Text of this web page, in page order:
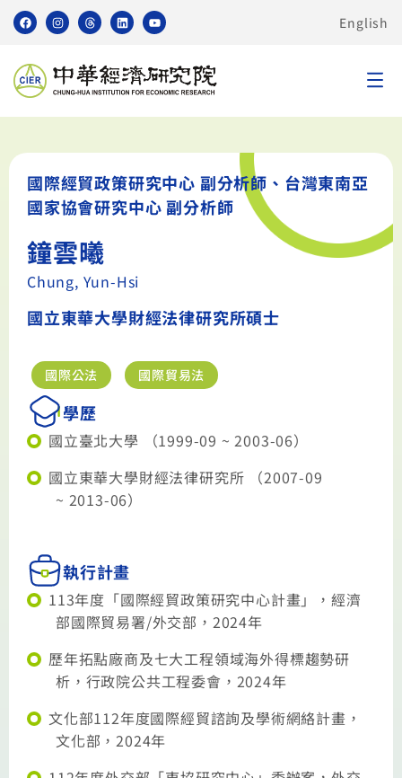
English
國際經貿政策研究中心 副分析師、台灣東南亞
國家協會研究中心 副分析師
鐘雲曦
Chung, Yun-Hsi
國立東華大學財經法律研究所碩士
國際公法 國際貿易法
學歷
國立臺北大學 （1999-09 ~ 2003-06）
國立東華大學財經法律研究所 （2007-09
~ 2013-06）
執行計畫
113年度「國際經貿政策研究中心計畫」，經濟
部國際貿易署/外交部，2024年
歷年拓點廠商及七大工程領域海外得標趨勢研
析，行政院公共工程委會，2024年
文化部112年度國際經貿諮詢及學術網絡計畫，
文化部，2024年